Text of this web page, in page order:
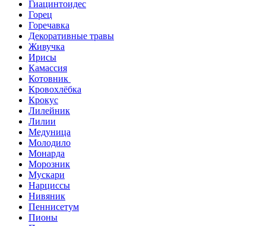
Гиацинтоидес
Горец
Горечавка
Декоративные травы
Живучка
Ирисы
Камассия
Котовник
Кровохлёбка
Крокус
Лилейник
Лилии
Медуница
Молодило
Монарда
Морозник
Мускари
Нарциссы
Нивяник
Пеннисетум
Пионы